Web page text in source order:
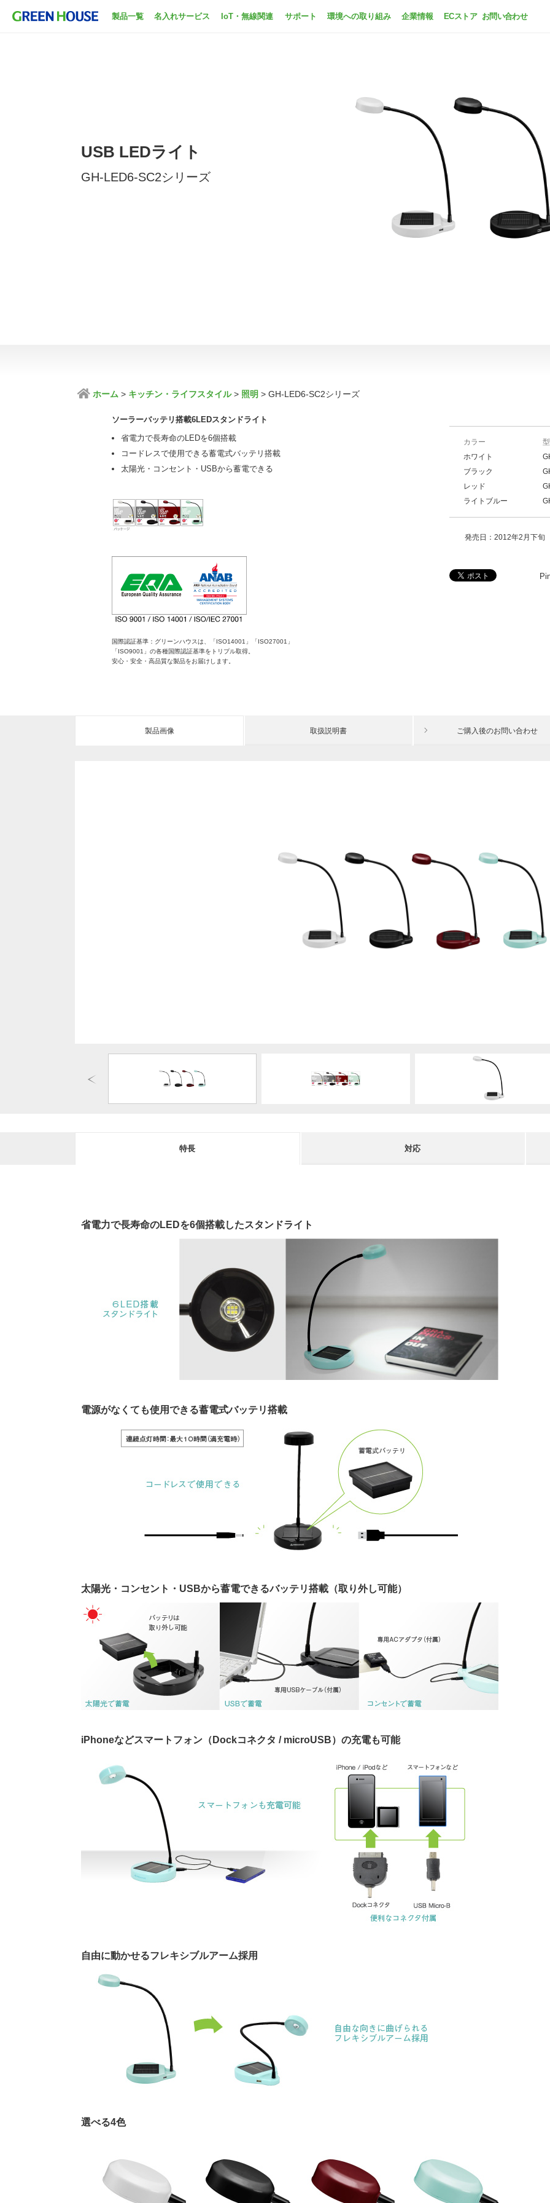
製品一覧 名入れサービス IoT・無線関連 サポート 環境への取り組み 企業情報 ECストア お問い合わせ
USB LEDライト
GH-LED6-SC2シリーズ
ホーム キッチン・ライフスタイル 照明 GH-LED6-SC2シリーズ
ソーラーバッテリ搭載6LEDスタンドライト
省電力で長寿命のLEDを6個搭載
コードレスで使用できる蓄電式バッテリ搭載
太陽光・コンセント・USBから蓄電できる
国際認証基準：グリーンハウスは、「ISO14001」「ISO27001」
「ISO9001」の各種国際認証基準をトリプル取得。
安心・安全・高品質な製品をお届けします。
カラー
ホワイト
ブラック
レッド
ライトブルー
発売日：2012年2月下旬
製品画像 取扱説明書 ご購入後のお問い合わせ
特長 対応
省電力で長寿命のLEDを6個搭載したスタンドライト
電源がなくても使用できる蓄電式バッテリ搭載
太陽光・コンセント・USBから蓄電できるバッテリ搭載（取り外し可能）
iPhoneなどスマートフォン（Dockコネクタ / microUSB）の充電も可能
自由に動かせるフレキシブルアーム採用
選べる4色